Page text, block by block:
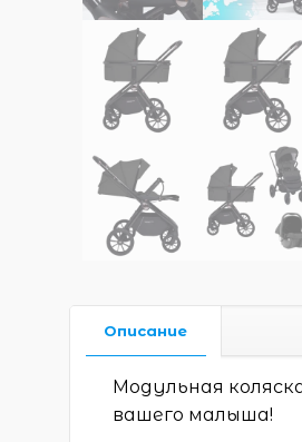
Описание
Модульная
вашего малыша!